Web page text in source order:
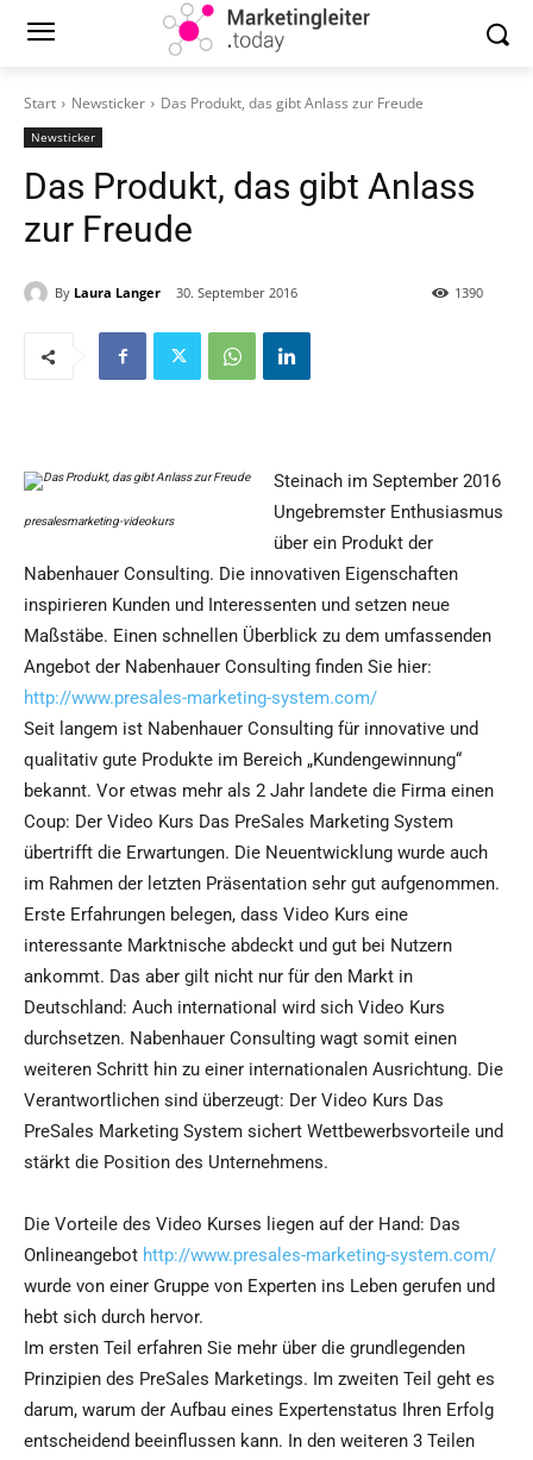
Start Newsticker Das Produkt, das gibt Anlass zur Freude
Newsticker
Das Produkt, das gibt Anlass
zur Freude
By Laura Langer 30. September 2016 1390
presalesmarketing-videokurs
Steinach im September 2016
Ungebremster Enthusiasmus
über ein Produkt der
Nabenhauer Consulting. Die innovativen Eigenschaften
inspirieren Kunden und Interessenten und setzen neue
Maßstäbe. Einen schnellen Überblick zu dem umfassenden
Angebot der Nabenhauer Consulting finden Sie hier:
http://www.presales-marketing-system.com/
Seit langem ist Nabenhauer Consulting für innovative und
qualitativ gute Produkte im Bereich „Kundengewinnung“
bekannt. Vor etwas mehr als 2 Jahr landete die Firma einen
Coup: Der Video Kurs Das PreSales Marketing System
übertrifft die Erwartungen. Die Neuentwicklung wurde auch
im Rahmen der letzten Präsentation sehr gut aufgenommen.
Erste Erfahrungen belegen, dass Video Kurs eine
interessante Marktnische abdeckt und gut bei Nutzern
ankommt. Das aber gilt nicht nur für den Markt in
Deutschland: Auch international wird sich Video Kurs
durchsetzen. Nabenhauer Consulting wagt somit einen
weiteren Schritt hin zu einer internationalen Ausrichtung. Die
Verantwortlichen sind überzeugt: Der Video Kurs Das
PreSales Marketing System sichert Wettbewerbsvorteile und
stärkt die Position des Unternehmens.
Die Vorteile des Video Kurses liegen auf der Hand: Das
Onlineangebot http://www.presales-marketing-system.com/
wurde von einer Gruppe von Experten ins Leben gerufen und
hebt sich durch hervor.
Im ersten Teil erfahren Sie mehr über die grundlegenden
Prinzipien des PreSales Marketings. Im zweiten Teil geht es
darum, warum der Aufbau eines Expertenstatus Ihren Erfolg
entscheidend beeinflussen kann. In den weiteren 3 Teilen